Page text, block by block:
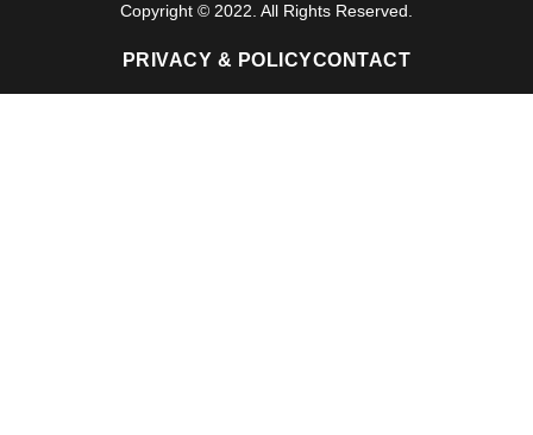
Copyright © 2022. All Rights Reserved.
PRIVACY & POLICYCONTACT